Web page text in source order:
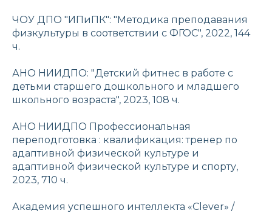
ЧОУ ДПО "ИПиПК": "Методика преподавания
физкультуры в соответствии с ФГОС", 2022, 144
ч.
АНО НИИДПО: "Детский фитнес в работе с
детьми старшего дошкольного и младшего
школьного возраста", 2023, 108 ч.
АНО НИИДПО Профессиональная
переподготовка : квалификация: тренер по
адаптивной физической культуре и
адаптивной физической культуре и спорту,
2023, 710 ч.
Академия успешного интеллекта «Clever» /